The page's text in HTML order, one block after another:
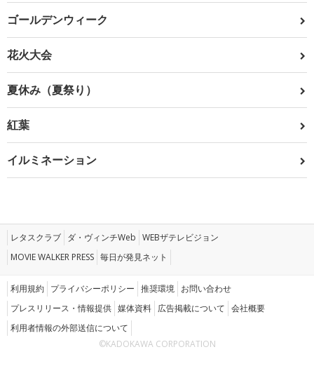
ゴールデンウィーク
花火大会
夏休み（夏祭り）
紅葉
イルミネーション
レタスクラブ ダ・ヴィンチWeb WEBザテレビジョン
MOVIE WALKER PRESS 毎日が発見ネット
利用規約 プライバシーポリシー 推奨環境 お問い合わせ
プレスリリース・情報提供 媒体資料 広告掲載について 会社概要
利用者情報の外部送信について
©KADOKAWA CORPORATION